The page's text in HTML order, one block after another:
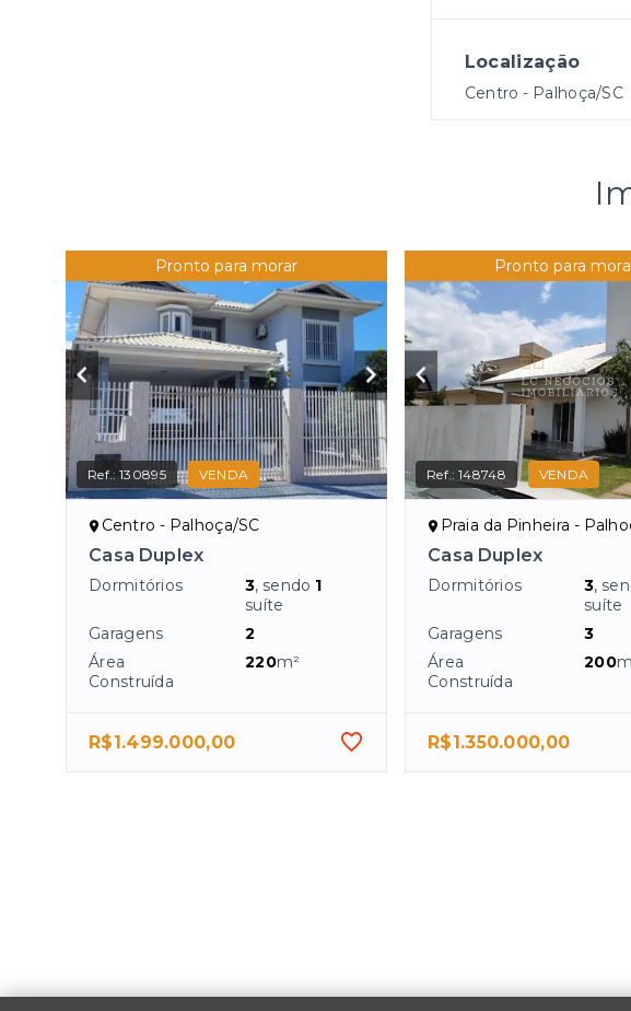
Localização
Centro - Palhoça/SC
Pronto para morar
Ref.:130895 VENDA
Centro - Palhoça/SC
Casa Duplex
Dormitórios 3, sendo 1
suíte
Garagens
2
Área
Construída
220m²
R$1.499.000,00
Pronto para
Ref.:148748 VENDA
Praia da Pinheira -
Casa Duplex
Dormitórios 3,
suíte
Garagens
3
Área
Construída
200
R$1.350.000,00